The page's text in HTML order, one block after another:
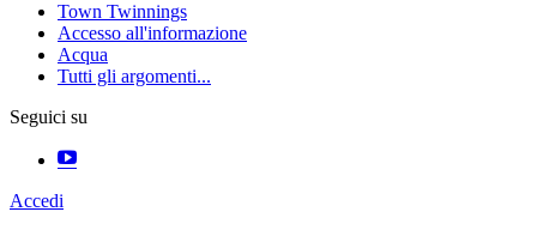
Town Twinnings
Accesso all'informazione
Acqua
Tutti gli argomenti...
Seguici su
Accedi